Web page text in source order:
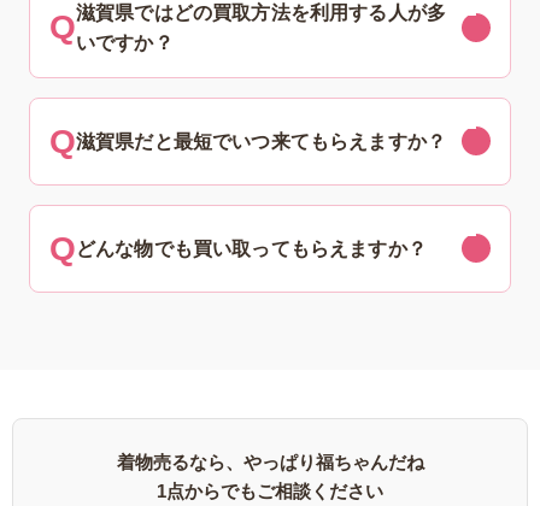
滋賀県ではどの買取方法を利用する人が多
いですか？
滋賀県だと最短でいつ来てもらえますか？
どんな物でも買い取ってもらえますか？
着物売るなら、やっぱり福ちゃんだね
1点からでもご相談ください